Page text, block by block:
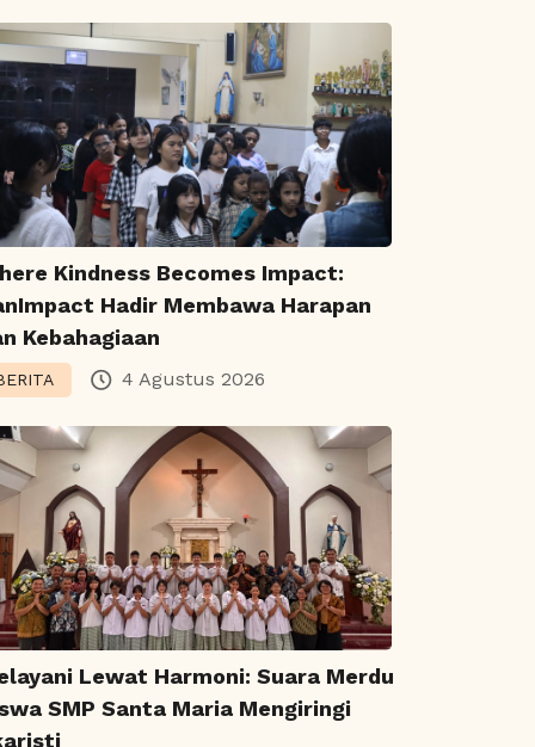
Kindness Becomes Impact:
Hadir Membawa Harapan
Kebahagiaan
4 Agustus 2026
Lewat Harmoni: Suara Merdu
SMP Santa Maria Mengiringi